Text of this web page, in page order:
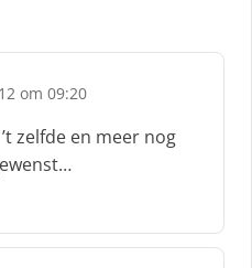
om 09:20
zelfde en meer nog